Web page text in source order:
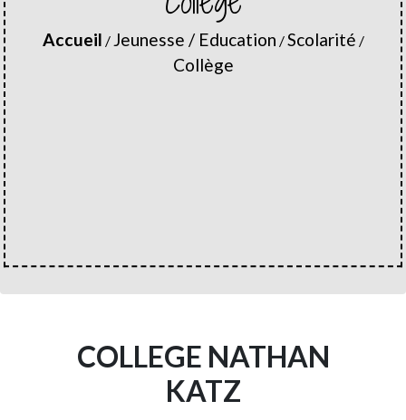
Accueil / Jeunesse / Education /Scolarité /
Collège
COLLEGE NATHAN
KATZ